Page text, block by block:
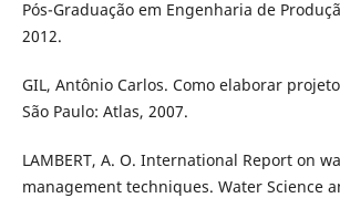
Pós-Graduação em Engenharia de
2012.
GIL, Antônio Carlos. Como elaborar
São Paulo: Atlas, 2007.
LAMBERT, A. O. International Report on
management techniques. Water Science